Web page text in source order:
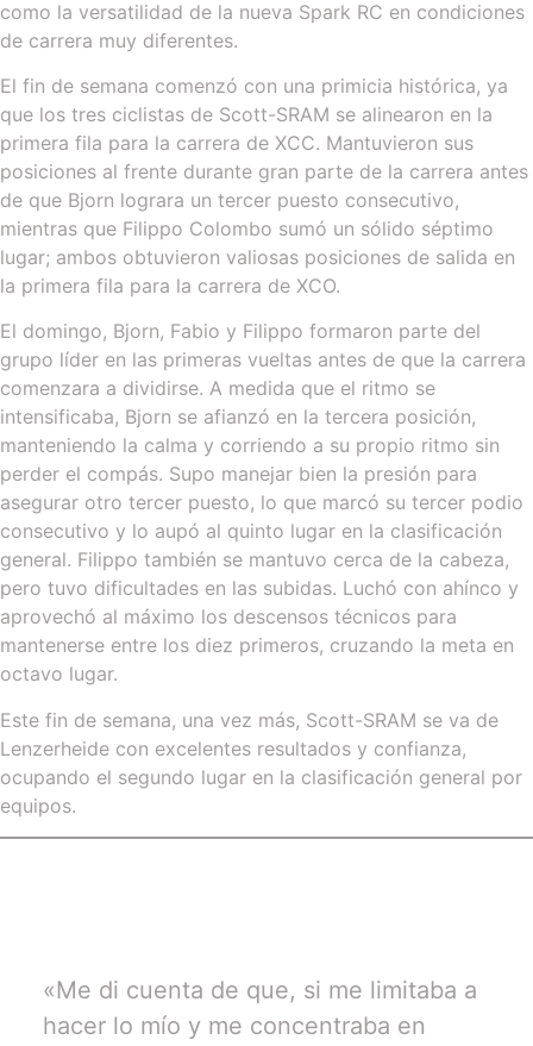
como la versatilidad de la nueva Spark RC en condiciones
de carrera muy diferentes.
El fin de semana comenzó con una primicia histórica, ya
que los tres ciclistas de Scott-SRAM se alinearon en la
primera fila para la carrera de XCC. Mantuvieron sus
posiciones al frente durante gran parte de la carrera antes
de que Bjorn lograra un tercer puesto consecutivo,
mientras que Filippo Colombo sumó un sólido séptimo
lugar; ambos obtuvieron valiosas posiciones de salida en
la primera fila para la carrera de XCO.
El domingo, Bjorn, Fabio y Filippo formaron parte del
grupo líder en las primeras vueltas antes de que la carrera
comenzara a dividirse. A medida que el ritmo se
intensificaba, Bjorn se afianzó en la tercera posición,
manteniendo la calma y corriendo a su propio ritmo sin
perder el compás. Supo manejar bien la presión para
asegurar otro tercer puesto, lo que marcó su tercer podio
consecutivo y lo aupó al quinto lugar en la clasificación
general. Filippo también se mantuvo cerca de la cabeza,
pero tuvo dificultades en las subidas. Luchó con ahínco y
aprovechó al máximo los descensos técnicos para
mantenerse entre los diez primeros, cruzando la meta en
octavo lugar.
Este fin de semana, una vez más, Scott-SRAM se va de
Lenzerheide con excelentes resultados y confianza,
ocupando el segundo lugar en la clasificación general por
equipos.
«Me di cuenta de que, si me limitaba a
hacer lo mío y me concentraba en